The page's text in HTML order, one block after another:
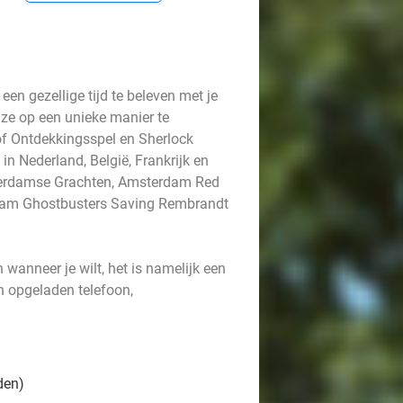
gezellige tijd te beleven met je
op een unieke manier te
Ontdekkingsspel en Sherlock
Nederland, België, Frankrijk en
Grachten, Amsterdam Red
Ghostbusters Saving Rembrandt
wanneer je wilt, het is namelijk een
opgeladen telefoon,